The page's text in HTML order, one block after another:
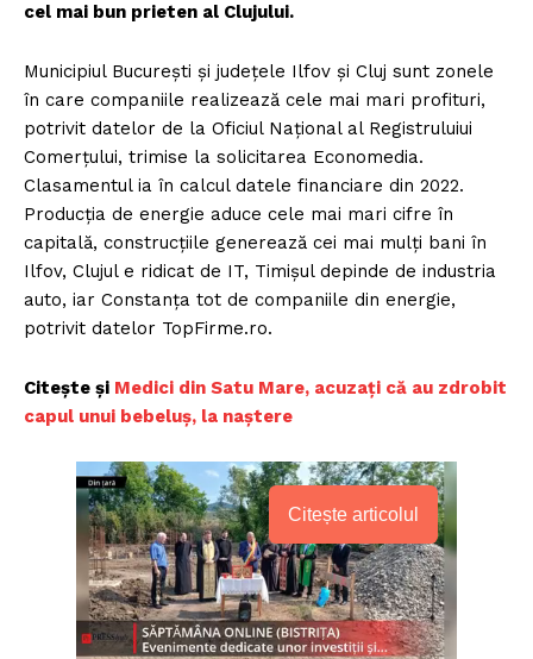
cel mai bun prieten al Clujului.
Municipiul București și județele Ilfov și Cluj sunt zonele
în care companiile realizează cele mai mari profituri,
potrivit datelor de la Oficiul Național al Registruluiui
Comerțului, trimise la solicitarea Economedia.
Clasamentul ia în calcul datele financiare din 2022.
Producția de energie aduce cele mai mari cifre în
capitală, construcțiile generează cei mai mulți bani în
Ilfov, Clujul e ridicat de IT, Timișul depinde de industria
auto, iar Constanța tot de companiile din energie,
potrivit datelor TopFirme.ro.
Citește și Medici din Satu Mare, acuzați că au zdrobit
capul unui bebeluș, la naștere
Citește articolul